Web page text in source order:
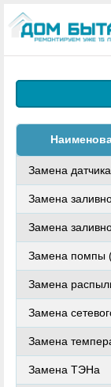
Замена
Замена
Замена
Замена помпы
Замена
Замена
Замена
Замена ТЭНа